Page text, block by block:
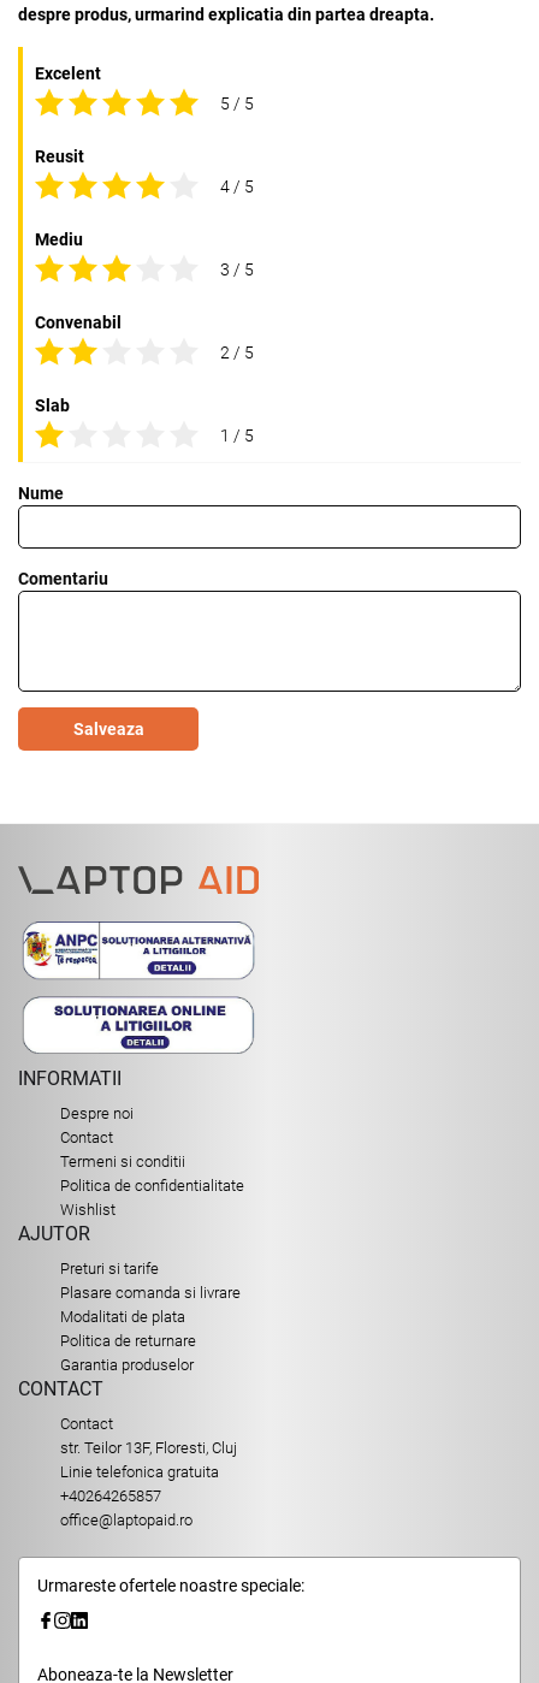
despre produs, urmarind explicatia din partea dreapta.
Excelent
5 / 5
Reusit
4 / 5
Mediu
3 / 5
Convenabil
2 / 5
Slab
1 / 5
Nume
Comentariu
Salveaza
INFORMATII
Despre noi
Contact
Termeni si conditii
Politica de confidentialitate
Wishlist
AJUTOR
Preturi si tarife
Plasare comanda si livrare
Modalitati de plata
Politica de returnare
Garantia produselor
CONTACT
Contact
str. Teilor 13F, Floresti, Cluj
Linie telefonica gratuita
+40264265857
office@laptopaid.ro
Urmareste ofertele noastre speciale:
Aboneaza-te la Newsletter